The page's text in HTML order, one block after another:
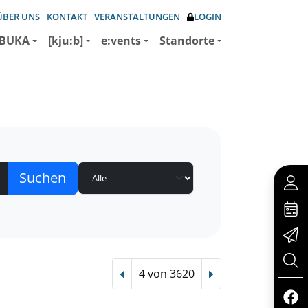
UNS KONTAKT VERANSTALTUNGEN LOGIN
[kju:b] e:vents Standorte
Vorheriger Treffer
4 von 3620 Nächster Treffer